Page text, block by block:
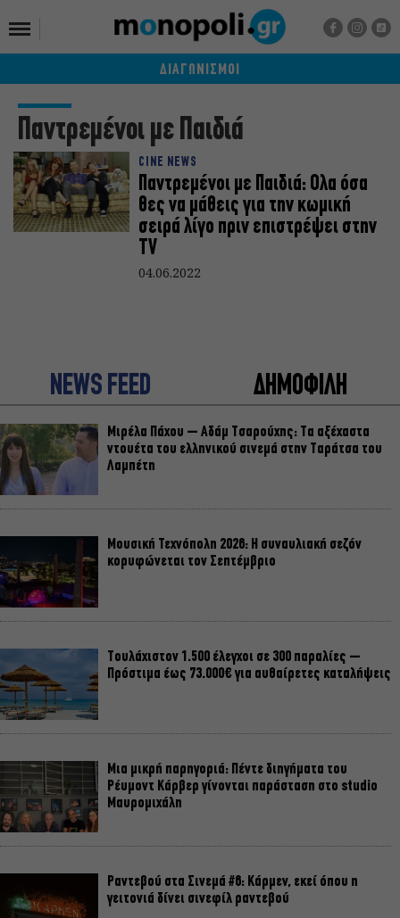
ΔΙΑΓΩΝΙΣΜΟΙ
Παντρεμένοι με Παιδιά
CINE NEWS
Παντρεμένοι με Παιδιά: Ολα όσα
θες να μάθεις για την κωμική
σειρά λίγο πριν επιστρέψει στην
TV
04.06.2022
NEWS FEED ΔΗΜΟΦΙΛΗ
Μιρέλα Πάχου – Αδάμ Τσαρούχης: Τα αξέχαστα
ντουέτα του ελληνικού σινεμά στην Ταράτσα του
Λαμπέτη
Μουσική Τεχνόπολη 2026: Η συναυλιακή σεζόν
κορυφώνεται τον Σεπτέμβριο
Τουλάχιστον 1.500 έλεγχοι σε 300 παραλίες –
Πρόστιμα έως 73.000€ για αυθαίρετες καταλήψεις
Μια μικρή παρηγοριά: Πέντε διηγήματα του
Ρέυμοντ Κάρβερ γίνονται παράσταση στο studio
Μαυρομιχάλη
Ραντεβού στα Σινεμά #6: Κάρμεν, εκεί όπου η
γειτονιά δίνει σινεφίλ ραντεβού